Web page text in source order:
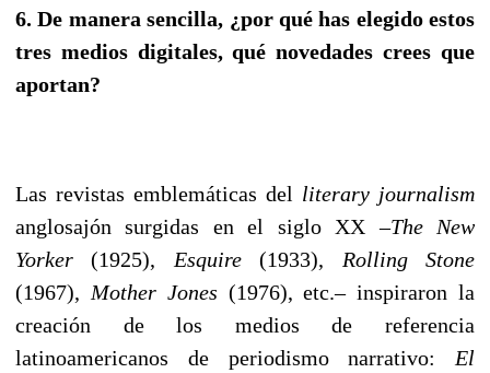
6. De manera sencilla, ¿por qué has elegido estos
tres medios digitales, qué novedades crees que
aportan?
Las revistas emblemáticas del literary journalism
anglosajón surgidas en el siglo XX –The New
Yorker (1925), Esquire(1933), Rolling Stone
(1967), Mother Jones (1976), etc.– inspiraron la
creación de los medios de referencia
latinoamericanos de periodismo narrativo: El